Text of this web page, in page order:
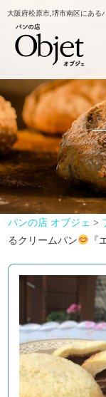
大阪府松原市,堺市南区にある
パンの店 オブジェ >
るクリームパン
『